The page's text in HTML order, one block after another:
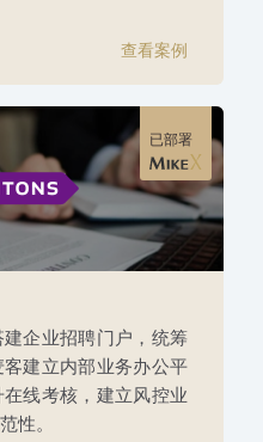
查看案例
已部署
企业招聘门户，统筹
建立内部业务办公平
线考核，建立风控业
性。